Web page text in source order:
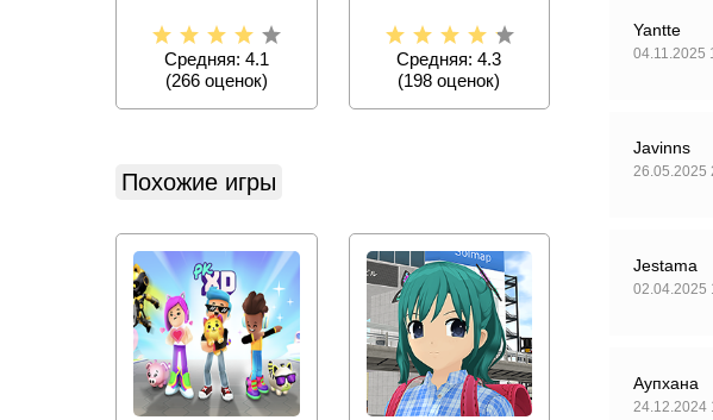
Yantte
04.11.2025
Javinns
26.05.2025
Jestama
02.04.2025
Аупхана
24.12.2024
любителей
почитать истории и
Средняя: 4.1
(266оценок)
на репетиторов и
курсы
Средняя: 4.3
(198 оценок)
Похожие игры